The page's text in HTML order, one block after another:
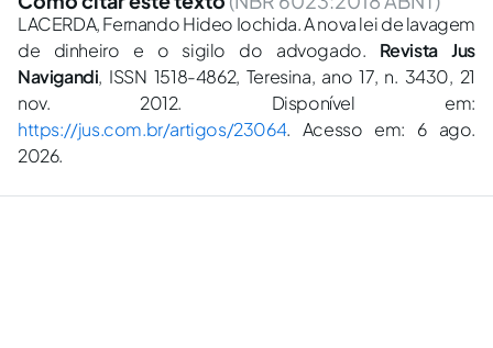
LACERDA, Fernando Hideo Iochida. A nova lei de lavagem
de dinheiro e o sigilo do advogado. Revista Jus
Navigandi, ISSN 1518-4862, Teresina, ano 17, n. 3430, 21
nov. 2012. Disponível em:
https://jus.com.br/artigos/23064. Acesso em: 6 ago.
2026.